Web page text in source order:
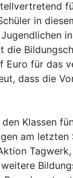
in
die
Euro für das
dass die
Klassen
am letzten